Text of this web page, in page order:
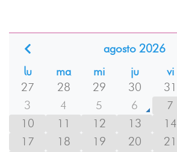
agosto 2026
lu
ma mi ju vi
27
28 29 30 31
3
4 5 6 7
10
11 12 13 14
17
18 19 20 21